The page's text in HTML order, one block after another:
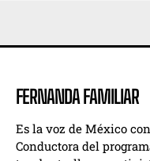
FERNANDA FAMILIAR
Es la voz de México
Conductora del